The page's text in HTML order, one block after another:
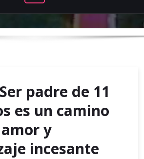
padre de 11
es un camino
y
incesante